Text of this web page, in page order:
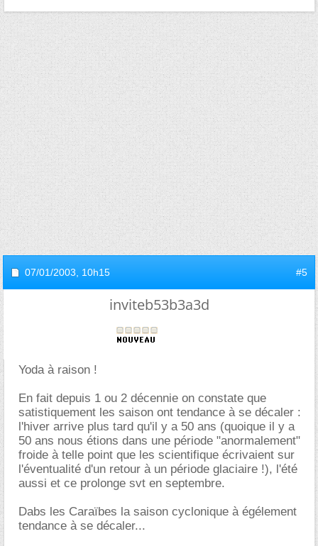
07/01/2003, 10h15 #5
inviteb53b3a3d
Yoda à raison !
En fait depuis 1 ou 2 décennie on constate que
satistiquement les saison ont tendance à se décaler :
l'hiver arrive plus tard qu'il y a 50 ans (quoique il y a
50 ans nous étions dans une période "anormalement"
froide à telle point que les scientifique écrivaient sur
l'éventualité d'un retour à un période glaciaire !), l'été
aussi et ce prolonge svt en septembre.
Dabs les Caraïbes la saison cyclonique à égélement
tendance à se décaler...